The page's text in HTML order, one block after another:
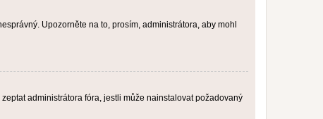
Upozorněte na to, prosím, administrátora, aby mohl
administrátora fóra, jestli může nainstalovat požadovaný